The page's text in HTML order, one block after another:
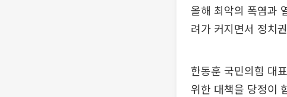
올해 최악의 폭염과
려가 커지면서 정치
한동훈 국민의힘 대
위한 대책을 당정이